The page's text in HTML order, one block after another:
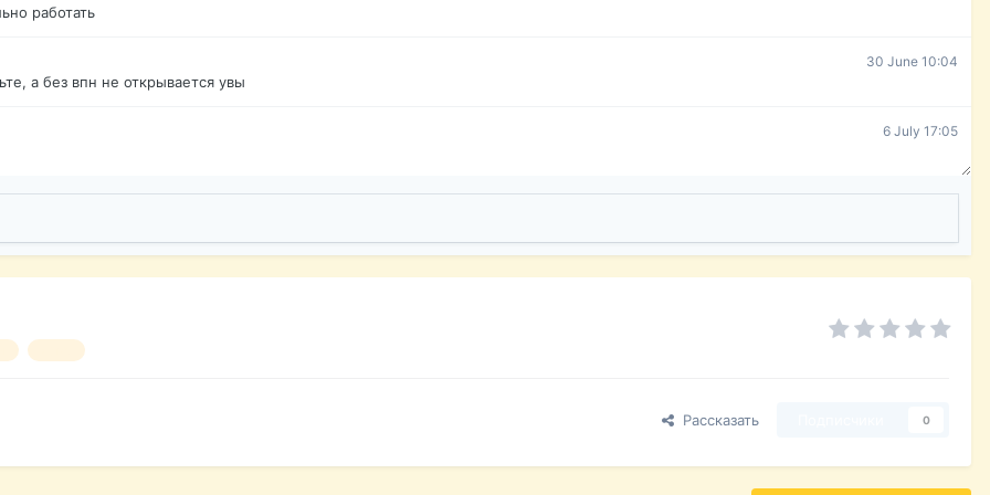
работать
30 June 10:04
а без впн не открывается увы
6 July 17:05
Рассказать 0